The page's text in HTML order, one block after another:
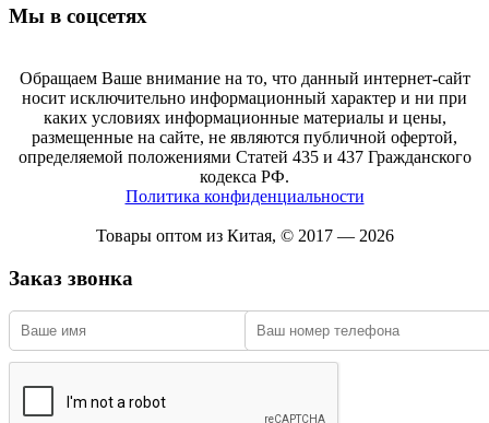
Мы в соцсетях
Обращаем Ваше внимание на то, что данный интернет-сайт
носит исключительно информационный характер и ни при
каких условиях информационные материалы и цены,
размещенные на сайте, не являются публичной офертой,
определяемой положениями Статей 435 и 437 Гражданского
кодекса РФ.
Политика конфиденциальности
Товары оптом из Китая, © 2017 — 2026
Заказ звонка